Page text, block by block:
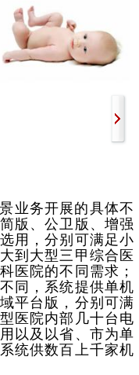
务开展的具体不
版、公卫版、增强
用，分别可满足小
到大型三甲综合医
医院的不同需求；
同，系统提供单机
平台版，分别可满
医院内部几十台电
以及以省、市为单
统供数百上千家机